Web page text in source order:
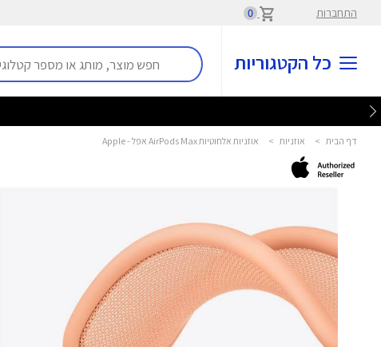
התחברות 0
כל הקטגוריות
דף הבית > אוזניות > אוזניות אלחוטיות AirPods Max אפל - Apple